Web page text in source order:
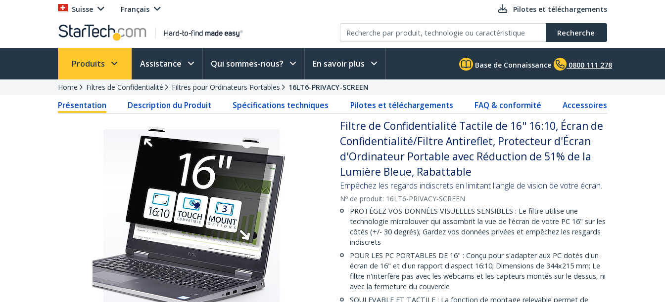
Suisse Français Pilotes et téléchargements
Recherche
Produits Assistance Qui sommes-nous? En savoir plus Base de Connaissance 0800 111 278
Home Filtres de Confidentialité Filtres pour Ordinateurs Portables 16LT6-PRIVACY-SCREEN
Présentation Description du Produit Spécifications techniques Pilotes et téléchargements FAQ & conformité Accessoires
Filtre de Confidentialité Tactile de 16" 16:10, Écran de
Confidentialité/Filtre Antireflet, Protecteur d'Écran
d'Ordinateur Portable avec Réduction de 51% de la
Lumière Bleue, Rabattable
Empêchez les regards indiscrets en limitant l'angle de vision de votre écran.
Nº de produit: 16LT6-PRIVACY-SCREEN
PROTÉGEZ VOS DONNÉES VISUELLES SENSIBLES : Le filtre utilise une
technologie microlouver qui assombrit la vue de l'écran de votre PC 16" sur les
côtés (+/- 30 degrés); Gardez vos données privées et empêchez les resgards
indiscrets
POUR LES PC PORTABLES DE 16" : Conçu pour s'adapter aux PC dotés d'un
écran de 16" et d'un rapport d'aspect 16:10; Dimensions de 344x215 mm; Le
filtre n'interfère pas avec les webcams et les capteurs montés sur le dessus, ni
avec la fermeture du couvercle
SOULEVABLE ET TACTILE : La fonction de montage relevable permet de